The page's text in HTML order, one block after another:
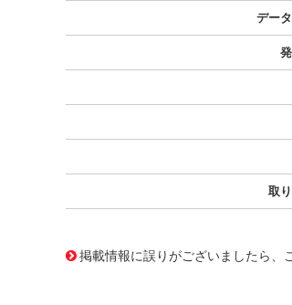
デー
取
掲載情報に誤りがございましたら、